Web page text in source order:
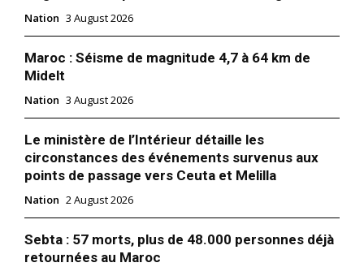
Nation 3 August 2026
Maroc : Séisme de magnitude 4,7 à 64 km de
Midelt
Nation 3 August 2026
Le ministère de l’Intérieur détaille les
circonstances des événements survenus aux
points de passage vers Ceuta et Melilla
Nation 2 August 2026
Sebta : 57 morts, plus de 48.000 personnes déjà
retournées au Maroc